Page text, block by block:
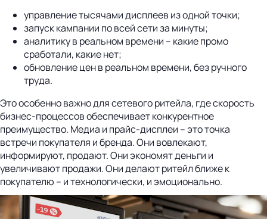
управление тысячами дисплеев из одной точки;
запуск кампании по всей сети за минуты;
аналитику в реальном времени – какие промо
сработали, какие нет;
обновление цен в реальном времени, без ручного
труда.
Это особенно важно для сетевого ритейла, где скорость
бизнес-процессов обеспечивает конкурентное
преимущество. Медиа и прайс-дисплеи – это точка
встречи покупателя и бренда. Они вовлекают,
информируют, продают. Они экономят деньги и
увеличивают продажи. Они делают ритейл ближе к
покупателю – и технологически, и эмоционально.